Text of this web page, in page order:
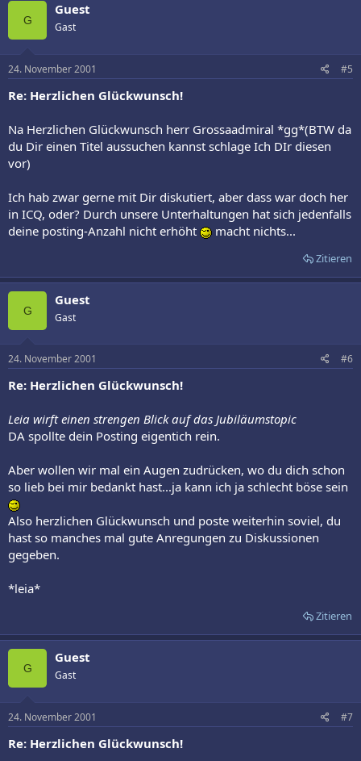
G
Guest
Gast
24. November 2001 #5
Re: Herzlichen Glückwunsch!
Na Herzlichen Glückwunsch herr Grossaadmiral *gg*(BTW da
du Dir einen Titel aussuchen kannst schlage Ich DIr diesen
vor)
Ich hab zwar gerne mit Dir diskutiert, aber dass war doch her
in ICQ, oder? Durch unsere Unterhaltungen hat sich jedenfalls
deine posting-Anzahl nicht erhöht
macht nichts...
Zitieren
G
Guest
Gast
24. November 2001 #6
Re: Herzlichen Glückwunsch!
Leia wirft einen strengen Blick auf das Jubiläumstopic
DA spollte dein Posting eigentich rein.
Aber wollen wir mal ein Augen zudrücken, wo du dich schon
so lieb bei mir bedankt hast...ja kann ich ja schlecht böse sein
Also herzlichen Glückwunsch und poste weiterhin soviel, du
hast so manches mal gute Anregungen zu Diskussionen
gegeben.
*leia*
Zitieren
G
Guest
Gast
24. November 2001 #7
Re: Herzlichen Glückwunsch!